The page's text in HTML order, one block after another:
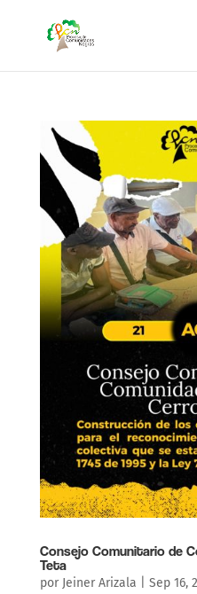
Consejo Comunitario de
Teta
por Jeiner Arizala Sep 16,